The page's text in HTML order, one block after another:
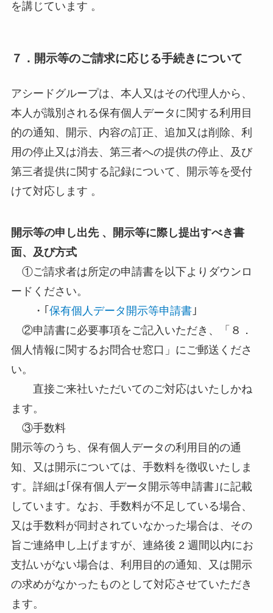
を講じています 。
７．開示等のご請求に応じる手続きについて
アシードグループは、本人又はその代理人から、
本人が識別される保有個人データに関する利用目
的の通知、開示、内容の訂正、追加又は削除、利
用の停止又は消去、第三者への提供の停止、及び
第三者提供に関する記録について、開示等を受付
けて対応します 。
開示等の申し出先 、開示等に際し提出すべき書
面、及び方式
①ご請求者は所定の申請書を以下よりダウンロ
ードください。
・｢ 保有個人データ開示等申請書｣
②申請書に必要事項をご記入いただき、「８．
個人情報に関するお問合せ窓口」にご郵送くださ
い。
直接ご来社いただいてのご対応はいたしかね
ます。
③手数料
開示等のうち、保有個人データの利用目的の通
知、又は開示については、手数料を徴収いたしま
す。詳細は｢保有個人データ開示等申請書｣に記載
しています。なお、手数料が不足している場合、
又は手数料が同封されていなかった場合は、その
旨ご連絡申し上げますが、連絡後 2 週間以内にお
支払いがない場合は、利用目的の通知、又は開示
の求めがなかったものとして対応させていただき
ます。